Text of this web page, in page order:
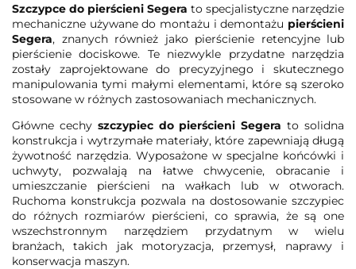
Szczypce do pierścieni Segera to specjalistyczne narzędzie
mechaniczne używane do montażu i demontażu pierścieni
Segera, znanych również jako pierścienie retencyjne lub
pierścienie dociskowe. Te niezwykle przydatne narzędzia
zostały zaprojektowane do precyzyjnego i skutecznego
manipulowania tymi małymi elementami, które są szeroko
stosowane w różnych zastosowaniach mechanicznych.
Główne cechy szczypiec do pierścieni Segera to solidna
konstrukcja i wytrzymałe materiały, które zapewniają długą
żywotność narzędzia. Wyposażone w specjalne końcówki i
uchwyty, pozwalają na łatwe chwycenie, obracanie i
umieszczanie pierścieni na wałkach lub w otworach.
Ruchoma konstrukcja pozwala na dostosowanie szczypiec
do różnych rozmiarów pierścieni, co sprawia, że są one
wszechstronnym narzędziem przydatnym w wielu
branżach, takich jak motoryzacja, przemysł, naprawy i
konserwacja maszyn.